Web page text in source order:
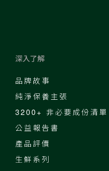
深入了解
品牌故事
純淨保養主張
3200+ 非必要成份清單
公益報告書
產品評價
生鮮系列